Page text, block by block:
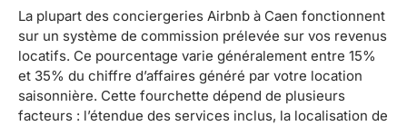
La plupart des conciergeries Airbnb à Caen fonctionnent
sur un système de commission prélevée sur vos revenus
locatifs. Ce pourcentage varie généralement entre 15%
et 35% du chiffre d’affaires généré par votre location
saisonnière. Cette fourchette dépend de plusieurs
facteurs : l’étendue des services inclus, la localisation de